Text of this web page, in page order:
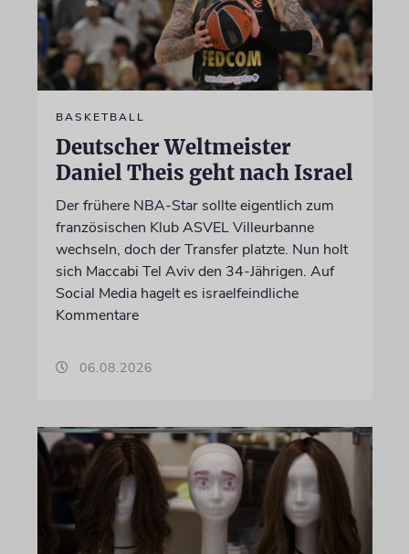
BASKETBALL
Deutscher Weltmeister
Daniel Theis geht nach Israel
Der frühere NBA-Star sollte eigentlich zum
französischen Klub ASVEL Villeurbanne
wechseln, doch der Transfer platzte. Nun holt
sich Maccabi Tel Aviv den 34-Jährigen. Auf
Social Media hagelt es israelfeindliche
Kommentare
06.08.2026